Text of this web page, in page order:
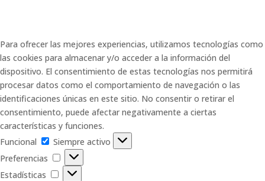
Para ofrecer las mejores experiencias, utilizamos tecnologías como
las cookies para almacenar y/o acceder a la información del
dispositivo. El consentimiento de estas tecnologías nos permitirá
procesar datos como el comportamiento de navegación o las
identificaciones únicas en este sitio. No consentir o retirar el
consentimiento, puede afectar negativamente a ciertas
características y funciones.
Funcional
Funcional
Siempre activo
Preferencias
Preferencias
Estadísticas
Estadísticas